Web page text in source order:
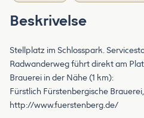
Beskrivelse
Stellplatz im Schlosspark.
Radwanderweg führt direkt am
Brauerei in der Nähe (1 km):
Fürstlich Fürstenbergische
http://www.fuerstenberg.de/